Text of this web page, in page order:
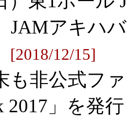
JAMアキハ
[2018/12/15]
も非公式フ
2017」を発